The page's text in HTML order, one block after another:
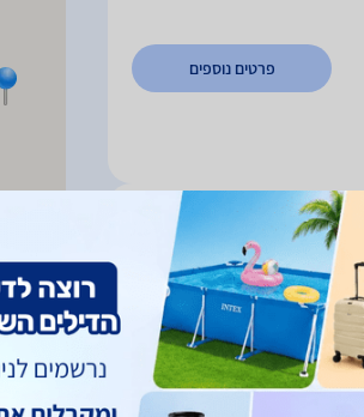
פרטים נוספים
פרטים נוספים